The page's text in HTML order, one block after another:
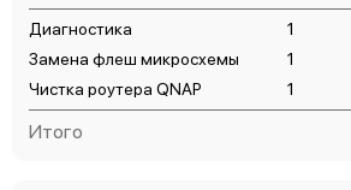
Диагностика 1
Замена флеш микросхемы
1
Чистка роутера QNAP
1
Итого